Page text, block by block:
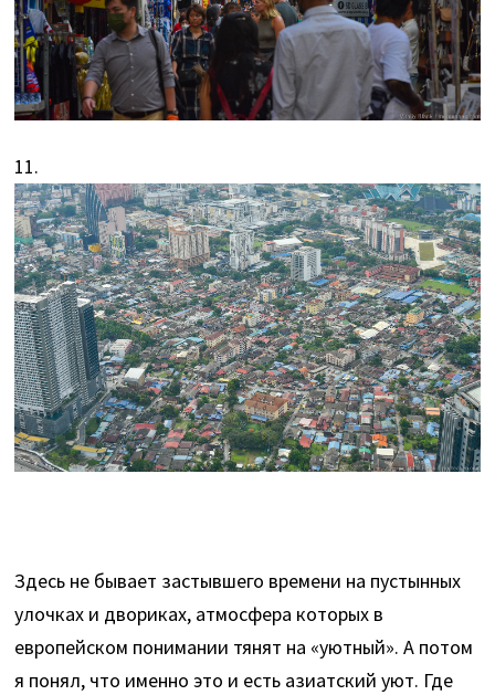
11.
Здесь не бывает застывшего времени на пустынных
улочках и двориках, атмосфера которых в
европейском понимании тянят на «уютный». А потом
я понял, что именно это и есть азиатский уют. Где